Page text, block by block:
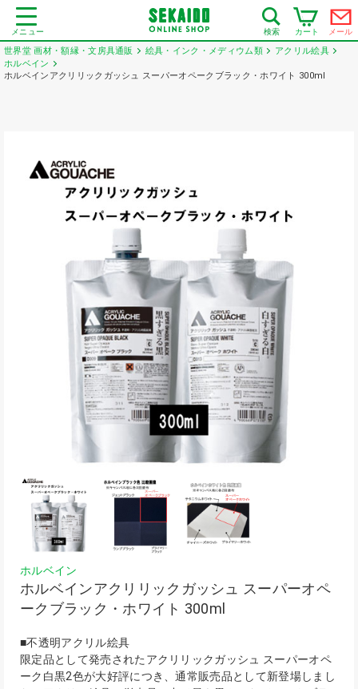
メニュー 検索 カート メール
世界堂 画材・額縁・文房具通販 絵具・インク・メディウム類
アクリル絵具
ホルベイン
ホルベインアクリリックガッシュ スーパーオペークブラック・ホワイト 300ml
ホルベイン
ホルベインアクリリックガッシュ スーパーオペ
ークブラック・ホワイト 300ml
■不透明アクリル絵具
限定品として発売されたアクリリックガッシュ スーパーオペ
ーク白黒2色が大好評につき、通常販売品として新登場しまし